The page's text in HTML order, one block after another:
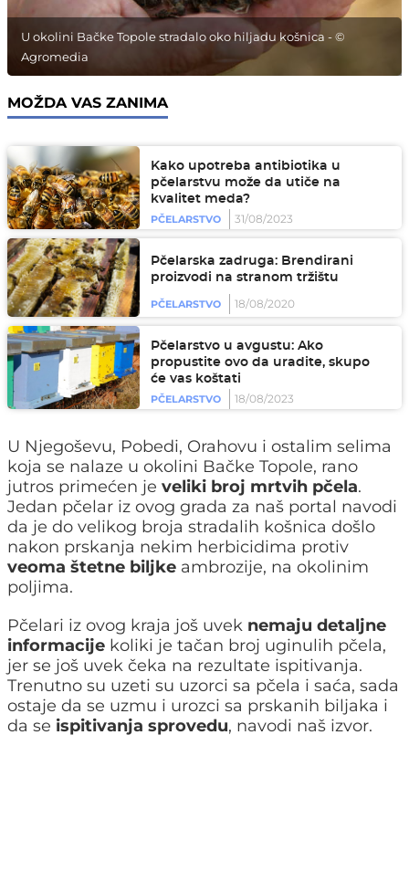
U okolini Bačke Topole stradalo oko hiljadu košnica - ©
Agromedia
MOŽDA VAS ZANIMA
Kako upotreba antibiotika u
pčelarstvu može da utiče na
kvalitet meda?
PČELARSTVO
31/08/2023
Pčelarska zadruga: Brendirani
proizvodi na stranom tržištu
PČELARSTVO 18/08/2020
Pčelarstvo u avgustu: Ako
propustite ovo da uradite, skupo
će vas koštati
PČELARSTVO
18/08/2023
U Njegoševu, Pobedi, Orahovu i ostalim selima
koja se nalaze u okolini Bačke Topole, rano
jutros primećen je veliki broj mrtvih pčela.
Jedan pčelar iz ovog grada za naš portal navodi
da je do velikog broja stradalih košnica došlo
nakon prskanja nekim herbicidima protiv
veoma štetne biljke ambrozije, na okolinim
poljima.
Pčelari iz ovog kraja još uvek nemaju detaljne
informacije koliki je tačan broj uginulih pčela,
jer se još uvek čeka na rezultate ispitivanja.
Trenutno su uzeti su uzorci sa pčela i saća, sada
ostaje da se uzmu i urozci sa prskanih biljaka i
da se ispitivanja sprovedu, navodi naš izvor.